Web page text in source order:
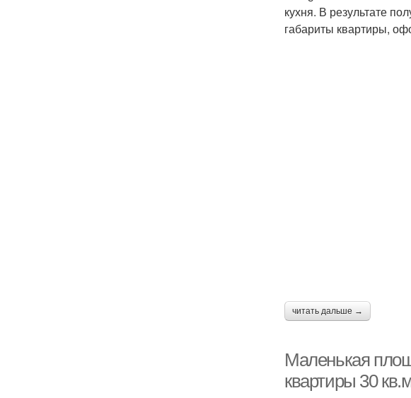
кухня. В результате
габариты квартиры,
читать дальше →
Маленькая
квартиры 30